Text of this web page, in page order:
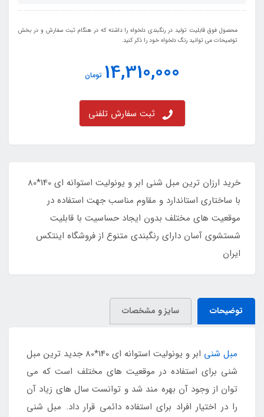
محصول فوق قابلیت تولید در رنگبندی دلخواه را داشته که در هنگام ثبت سفارش و در بخش
توضیحات می توانید رنگ دلخواه خود را ذکر کنید.
14,310,000 تومان
ثبت سفارش تلفنی
خرید ارزان ترین مبل شنی ابر و یونولیت استوانه ای 140*80
با ساختاری استاندارد و مقاوم مناسب جهت استفاده در
موقعیت های مختلف بدون ایجاد حساسیت با قابلیت
شستشوی آسان دارای رنگبندی متنوع از فروشگاه اینتکس
ایران
توضیحات سایز و مشخصات
مبل شنی
ابر و یونولیت استوانه ای 140*80 جدید ترین مبل
شنی برای استفاده در موقعیت های مختلف است که می
توان از وجود آن بهره مند شد و توانست سال های زیاد آن
را در اختیار افراد برای استفاده دائمی قرار داد. مبل شنی